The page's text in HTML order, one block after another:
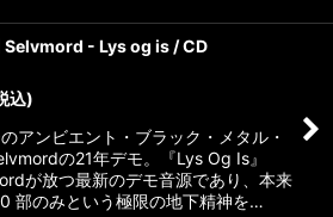
Selvmord - Lys og is / CD
込)
アンビエント・ブラック・メタル・
の21年デモ。『Lys Og Is』
が放つ最新のデモ音源であり、本来
部のみという極限の地下精神を…